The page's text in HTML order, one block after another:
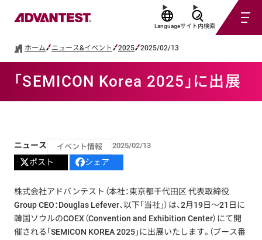
Languageサイト内検索
ホーム ニュース&イベント 2025 2025/02/13
「SEMICON Korea 2025」に出展
ニュース イベント情報 2025/02/13
ポスト シェア
株式会社アドバンテスト（本社：東京都千代田区 代表取締役
Group CEO：Douglas Lefever、以下「当社」）は、2月19日～21日に
韓国ソウルのCOEX（Convention and Exhibition Center）にて開
催される「SEMICON KOREA 2025」に出展いたします。（ブース番